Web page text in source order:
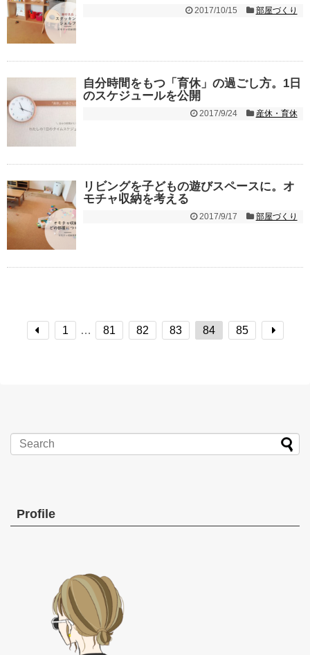
2017/10/15 部屋づくり
自分時間をもつ「育休」の過ごし方。1日
のスケジュールを公開
2017/9/24 産休・育休
リビングを子どもの遊びスペースに。オ
モチャ収納を考える
2017/9/17 部屋づくり
1 … 81 82 83 84 85
Profile